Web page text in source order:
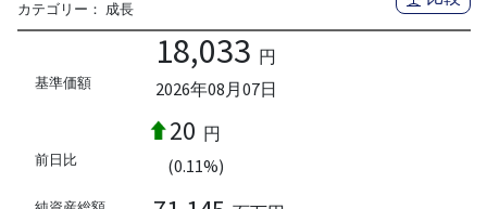
カテゴリー： 成長
基準価額
18,033 円
2026年08月07日
前日比
20 円
(0.11%)